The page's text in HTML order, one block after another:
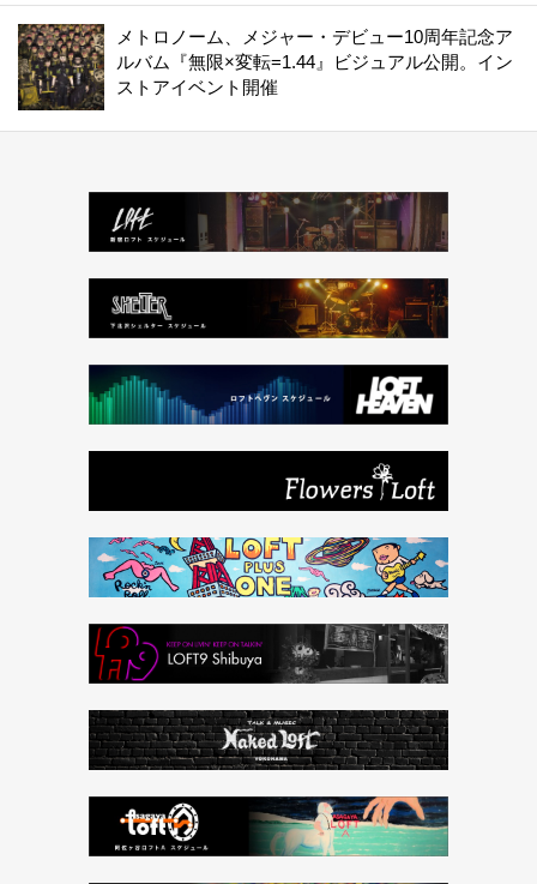
メトロノーム、メジャー・デビュー10周年記念ア
ルバム『無限×変転=1.44』ビジュアル公開。イン
ストアイベント開催